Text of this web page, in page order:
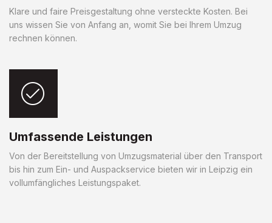
Klare und faire Preisgestaltung ohne versteckte Kosten. Bei
uns wissen Sie von Anfang an, womit Sie bei Ihrem Umzug
rechnen können.
Umfassende Leistungen
Von der Bereitstellung von Umzugsmaterial über den Transport
bis hin zum Ein- und Auspackservice bieten wir in Leipzig ein
vollumfängliches Leistungspaket.